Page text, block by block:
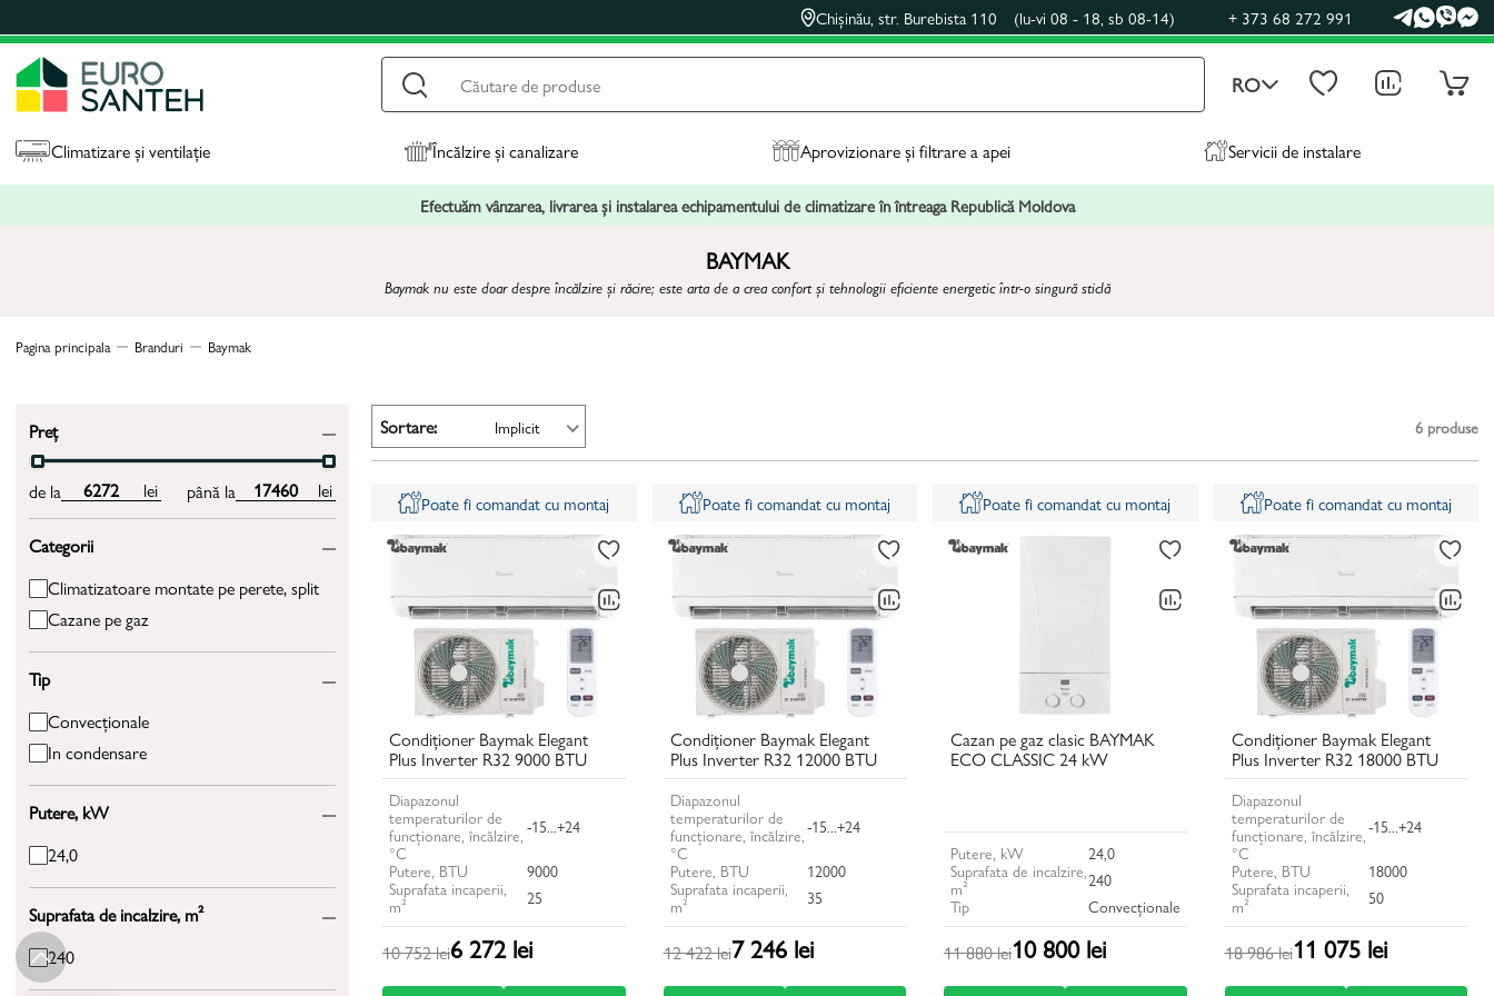
Chișinău, str. Burebista 110 (lu-vi 08 - 18, sb 08-14) + 373 68 272 991
RO
Climatizare și ventilație Încălzire și canalizare Aprovizionare și filtrare a apei Servicii de instalare
Efectuăm vânzarea, livrarea și instalarea echipamentului de climatizare în întreaga Republică Moldova
BAYMAK
Baymak nu este doar despre încălzire și răcire; este arta de a crea confort și tehnologii eficiente energetic într-o singură sticlă
Pagina principala Branduri Baymak
Preț
de la lei până la lei
Categorii
Climatizatoare montate pe perete, split
Cazane pe gaz
Tip
Convecţionale
In condensare
Putere, kW
24,0
Suprafata de incalzire, m²
240
Sortare: Implicit 6 produse
Poate fi comandat cu montaj
Condiționer Baymak Elegant
Plus Inverter R32 9000 BTU
Diapazonul
temperaturilor de
funcționare, încălzire,
°C
-15...+24
Putere, BTU
9000
Suprafata incaperii,
m²
25
10 752 lei6 272 lei
Poate fi comandat cu montaj
Condiționer Baymak Elegant
Plus Inverter R32 12000 BTU
Diapazonul
temperaturilor de
funcționare, încălzire,
°C
-15...+24
Putere, BTU
12000
Suprafata incaperii,
m²
35
12 422 lei7 246 lei
Poate fi comandat cu montaj
Cazan pe gaz clasic BAYMAK
ECO CLASSIC 24 kW
Putere, kW
24,0
Suprafata de incalzire,
m²
240
Tip
Convecţionale
11 880 lei10 800 lei
Poate fi comandat cu montaj
Condiționer Baymak Elegant
Plus Inverter R32 18000 BTU
Diapazonul
temperaturilor de
funcționare, încălzire,
°C
-15...+24
Putere, BTU
18000
Suprafata incaperii,
m²
50
18 986 lei11 075 lei